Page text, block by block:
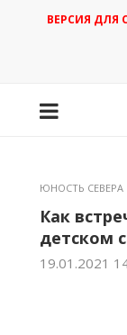
ВЕРСИЯ
ЮНОСТЬ СЕВЕРА
Как
детском
19.01.2021